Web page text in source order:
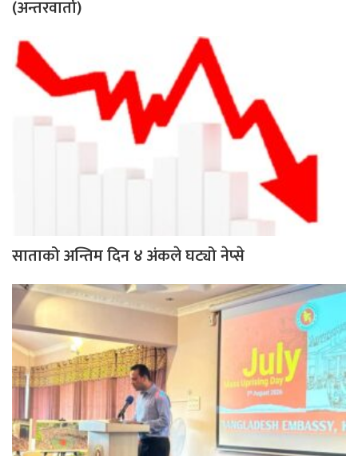
(अन्तरवार्ता)
साताको अन्तिम दिन ४ अंकले घट्यो नेप्से